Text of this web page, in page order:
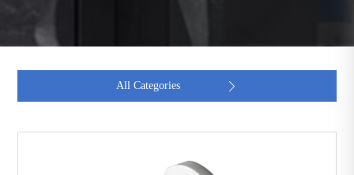
All Categories 